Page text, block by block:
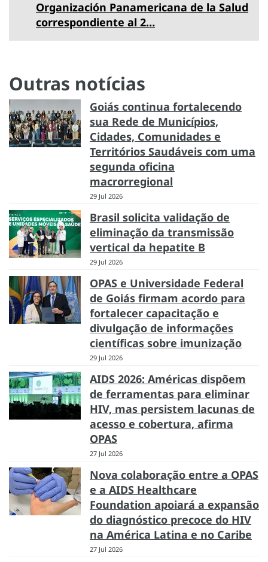
Organización Panamericana de la Salud
correspondiente al 2…
Outras notícias
Goiás continua fortalecendo
sua Rede de Municípios,
Cidades, Comunidades e
Territórios Saudáveis com uma
segunda oficina
macrorregional
29 Jul 2026
Brasil solicita validação de
eliminação da transmissão
vertical da hepatite B
29 Jul 2026
OPAS e Universidade Federal
de Goiás firmam acordo para
fortalecer capacitação e
divulgação de informações
científicas sobre imunização
29 Jul 2026
AIDS 2026: Américas dispõem
de ferramentas para eliminar
HIV, mas persistem lacunas de
acesso e cobertura, afirma
OPAS
27 Jul 2026
Nova colaboração entre a OPAS
e a AIDS Healthcare
Foundation apoiará a expansão
do diagnóstico precoce do HIV
na América Latina e no Caribe
27 Jul 2026